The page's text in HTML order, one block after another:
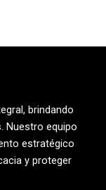
brindando
Nuestro equipo
estratégico
y proteger